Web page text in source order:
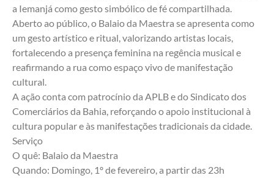
a Iemanjá como gesto simbólico de fé compartilhada.
Aberto ao público, o Balaio da Maestra se apresenta como
um gesto artístico e ritual, valorizando artistas locais,
fortalecendo a presença feminina na regência musical e
reafirmando a rua como espaço vivo de manifestação
cultural.
A ação conta com patrocínio da APLB e do Sindicato dos
Comerciários da Bahia, reforçando o apoio institucional à
cultura popular e às manifestações tradicionais da cidade.
Serviço
O quê: Balaio da Maestra
Quando: Domingo, 1º de fevereiro, a partir das 23h